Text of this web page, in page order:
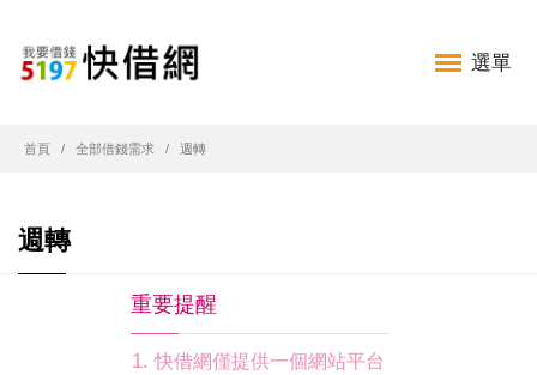
選單
首頁 全部借錢需求 週轉
週轉
重要提醒
快借網僅提供一個網站平台